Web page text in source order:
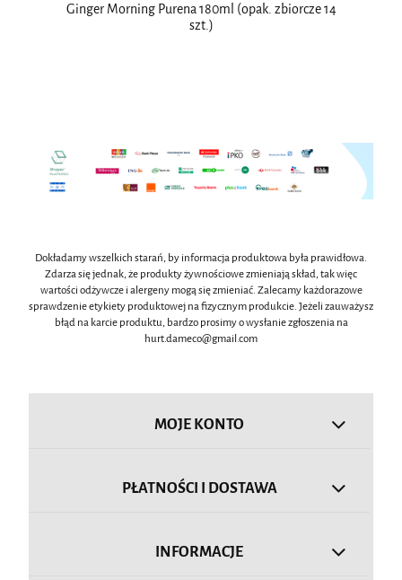
Ginger Morning Purena 180ml (opak. zbiorcze 14
szt.)
Dokładamy wszelkich starań, by informacja produktowa była prawidłowa.
Zdarza się jednak, że produkty żywnościowe zmieniają skład, tak więc
wartości odżywcze i alergeny mogą się zmieniać. Zalecamy każdorazowe
sprawdzenie etykiety produktowej na fizycznym produkcie. Jeżeli zauważysz
błąd na karcie produktu, bardzo prosimy o wysłanie zgłoszenia na
hurt.dameco@gmail.com
MOJE KONTO
PŁATNOŚCI I DOSTAWA
INFORMACJE